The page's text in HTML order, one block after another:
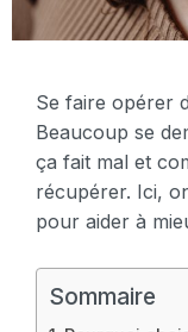
Se faire opérer
Beaucoup se
ça fait mal et
récupérer. Ici,
pour aider à
Sommaire